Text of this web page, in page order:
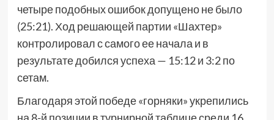
четыре подобных ошибок допущено не было
(25:21). Ход решающей партии «Шахтер»
контролировал с самого ее начала и в
результате добился успеха — 15:12 и 3:2 по
сетам.
Благодаря этой победе «горняки» укрепились